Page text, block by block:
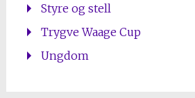
Styre og stell
Trygve Waage Cup
Ungdom